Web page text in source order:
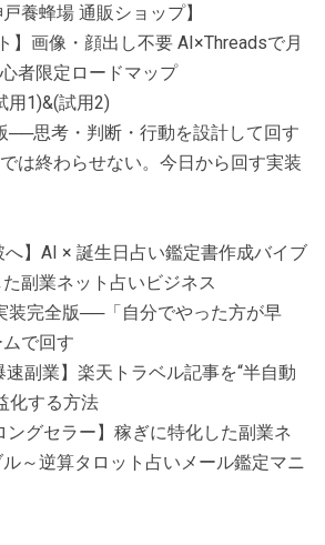
養蜂場 通販ショップ】
】画像・顔出し不要 AI×Threadsで月
者限定ロードマップ
用1)&(試用2)
──思考・判断・行動を設計して回す
は終わらせない。今日から回す実装
へ】AI × 誕生日占い鑑定書作成バイブ
副業ネット占いビジネス
装完全版──「自分でやった方が早
で回す
速副業】楽天トラベル記事を“半自動
化する方法
ングセラー】稼ぎに特化した副業ネ
～逆算タロット占いメール鑑定マニ